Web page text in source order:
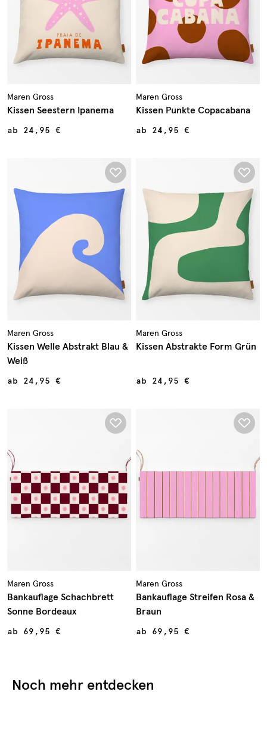
Maren Gross
Kissen Seestern Ipanema
ab 24,95 €
Maren Gross
Kissen Punkte Copacabana
ab 24,95 €
Maren Gross
Kissen Welle Abstrakt Blau &
Weiß
ab 24,95 €
Maren Gross
Kissen Abstrakte Form Grün
ab 24,95 €
Maren Gross
Bankauflage Schachbrett
Sonne Bordeaux
ab 69,95 €
Maren Gross
Bankauflage Streifen Rosa &
Braun
ab 69,95 €
Noch mehr entdecken